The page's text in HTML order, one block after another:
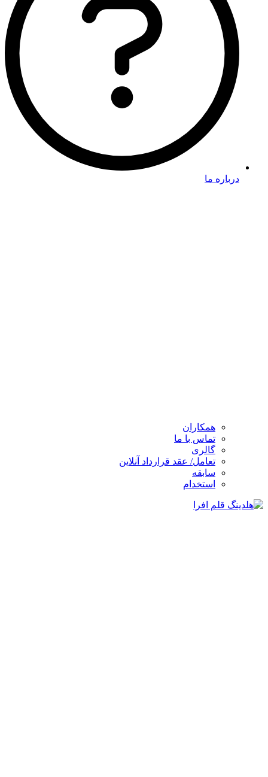
درباره ما
همکاران
تماس با ما
گالری
تعامل/ عقد قرارداد آنلاین
سابقه
استخدام